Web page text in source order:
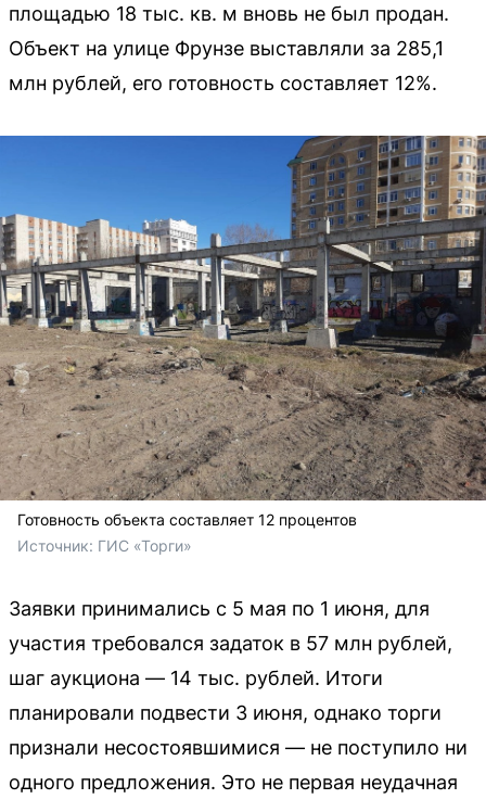
площадью 18 тыс. кв. м вновь не был продан.
Объект на улице Фрунзе выставляли за 285,1
млн рублей, его готовность составляет 12%.
Готовность объекта составляет 12 процентов
Источник: ГИС «Торги»
Заявки принимались с 5 мая по 1 июня, для
участия требовался задаток в 57 млн рублей,
шаг аукциона — 14 тыс. рублей. Итоги
планировали подвести 3 июня, однако торги
признали несостоявшимися — не поступило ни
одного предложения. Это не первая неудачная